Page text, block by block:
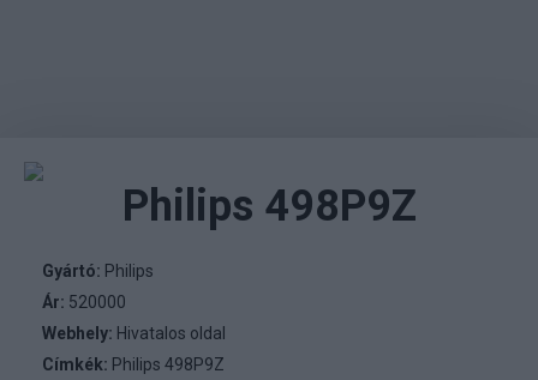
Philips 498P9Z
Gyártó: Philips
Ár: 520000
Webhely: Hivatalos oldal
Címkék: Philips 498P9Z